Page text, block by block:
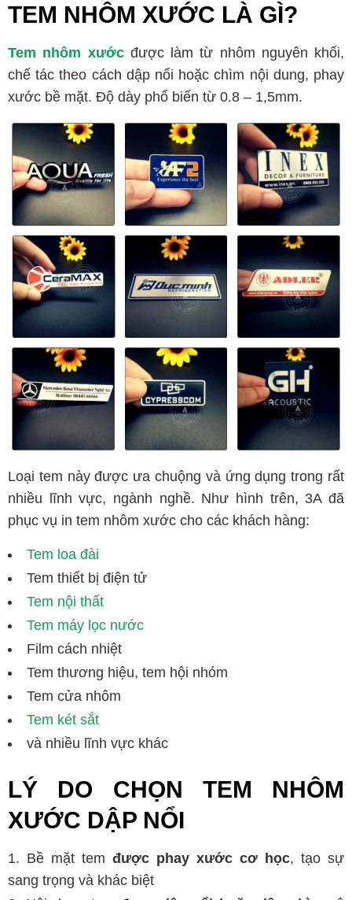
TEM NHÔM XƯỚC LÀ GÌ?
Tem nhôm xướcđược làm từ nhôm nguyên khối,
chế tác theo cách dập nổi hoặc chìm nội dung, phay
xước bề mặt. Độ dày phổ biến từ 0.8 – 1,5mm.
Loại tem này được ưa chuộng và ứng dụng trong rất
nhiều lĩnh vực, ngành nghề. Như hình trên, 3A đã
phục vụ in tem nhôm xước cho các khách hàng:
Tem loa đài
Tem thiết bị điện tử
Tem nội thất
Tem máy lọc nước
Film cách nhiệt
Tem thương hiệu, tem hội nhóm
Tem cửa nhôm
Tem két sắt
và nhiều lĩnh vực khác
LÝ DO CHỌN TEM NHÔM
XƯỚC DẬP NỔI
Bề mặt tem được phay xước cơ học, tạo sự
sang trọng và khác biệt